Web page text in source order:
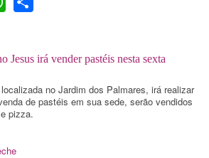
Jesus irá vender pastéis nesta sexta
no Jardim dos Palmares, irá realizar
de pastéis em sua sede, serão vendidos
pizza.